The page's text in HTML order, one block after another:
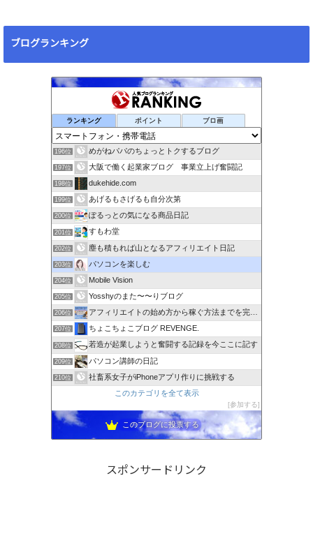
ブログランキング
ランキング ポイント ブロ画
196位 めがねパパのちょっとトクするブログ
197位 大阪で働く起業家ブログ 事業立上げ奮闘記
198位 dukehide.com
199位 あげるもさげるも自分次第
200位 ぽるっとの気になる商品日記
201位 すもわ堂
202位 塵も積もれば山となるアフィリエイト日記
203位 パソコンを楽しむ
204位 Mobile Vision
205位 Yosshyのまた〜〜りブログ
206位 アフィリエイトの始め方から稼ぐ方法までを完全解説
207位 ちょこちょこブログ REVENGE.
208位 若造が起業しようと奮闘する記録を今ここに記す
209位 パソコン講師の日記
210位
社畜系女子がiPhoneアプリ作りに挑戦する
このカテゴリを全て表示
参加する
このブログに投票する
スポンサードリンク